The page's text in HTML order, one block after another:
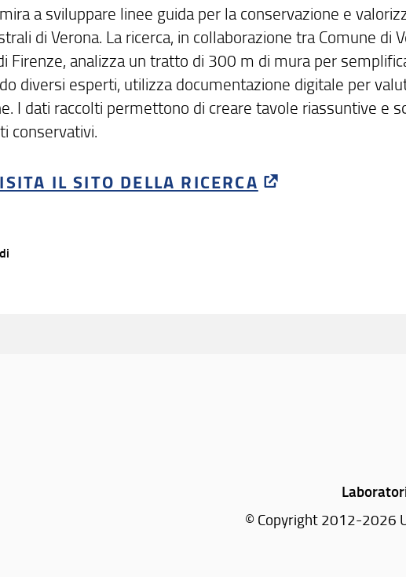
a sviluppare linee guida per la conservazione e
di Verona. La ricerca, in collaborazione tra Comune di
Firenze, analizza un tratto di 300 m di mura per
diversi esperti, utilizza documentazione digitale per
I dati raccolti permettono di creare tavole riassuntive e
conservativi.
IL SITO DELLA RICERCA
© Copyright 2012-2026